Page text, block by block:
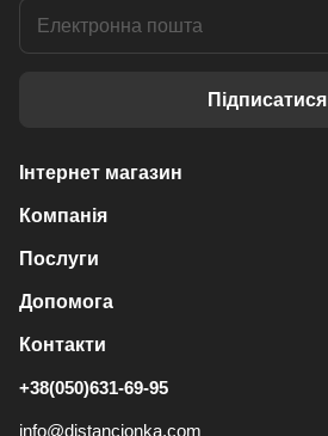
Підписатися
Інтернет магазин
Компанія
Послуги
Допомога
Контакти
+38(050)631-69-95
info@distancionka.com